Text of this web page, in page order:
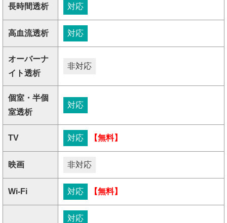
長時間透析 対応
高血流透析 対応
オーバーナ
イト透析
非対応
個室・半個
室透析
対応
TV 対応 【無料】
映画 非対応
Wi-Fi 対応 【無料】
対応